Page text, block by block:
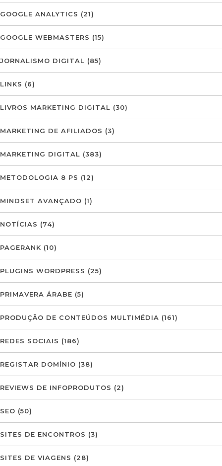
GOOGLE ANALYTICS (21)
GOOGLE WEBMASTERS (15)
JORNALISMO DIGITAL (85)
LINKS (6)
LIVROS MARKETING DIGITAL (30)
MARKETING DE AFILIADOS (3)
MARKETING DIGITAL (383)
METODOLOGIA 8 PS (12)
MINDSET AVANÇADO (1)
NOTÍCIAS (74)
PAGERANK (10)
PLUGINS WORDPRESS (25)
PRIMAVERA ÁRABE (5)
PRODUÇÃO DE CONTEÚDOS MULTIMÉDIA (161)
REDES SOCIAIS (186)
REGISTAR DOMÍNIO (38)
REVIEWS DE INFOPRODUTOS (2)
SEO (50)
SITES DE ENCONTROS (3)
SITES DE VIAGENS (28)